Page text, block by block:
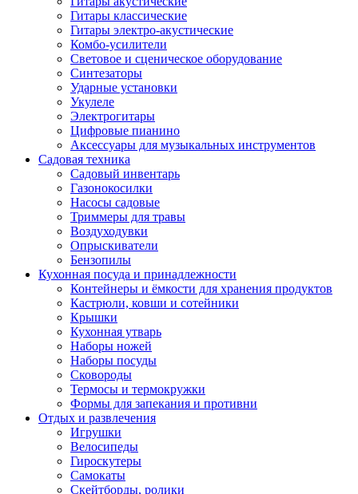
Гитары классические
Гитары электро-акустические
Комбо-усилители
Световое и сценическое оборудование
Синтезаторы
Ударные установки
Укулеле
Электрогитары
Цифровые пианино
Аксессуары для музыкальных инструментов
Садовая техника
Садовый инвентарь
Газонокосилки
Насосы садовые
Триммеры для травы
Воздуходувки
Опрыскиватели
Бензопилы
Кухонная посуда и принадлежности
Контейнеры и ёмкости для хранения продуктов
Кастрюли, ковши и сотейники
Крышки
Кухонная утварь
Наборы ножей
Наборы посуды
Сковороды
Термосы и термокружки
Формы для запекания и противни
Отдых и развлечения
Игрушки
Велосипеды
Гироскутеры
Самокаты
Скейтборды, ролики